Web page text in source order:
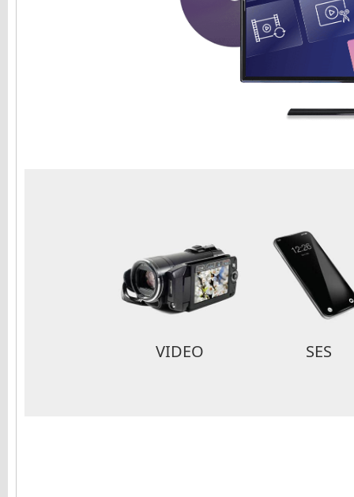
VIDEO SES